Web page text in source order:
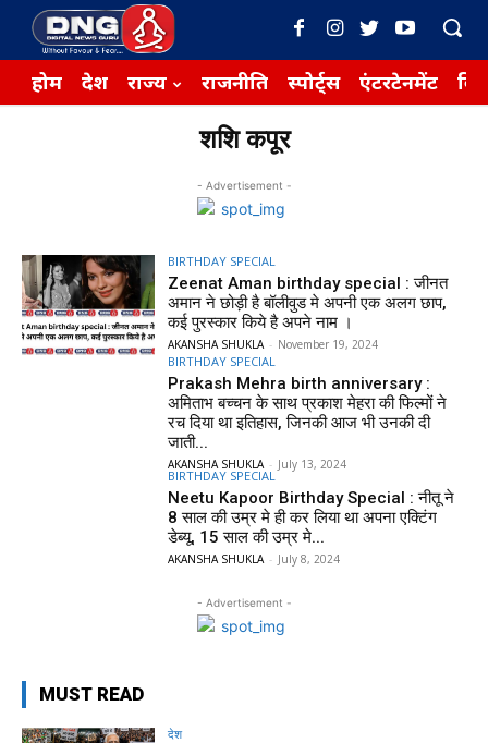
होम देश राज्य राजनीति स्पोर्ट्स एंटरटेनमेंट
शशि कपूर
- Advertisement -
BIRTHDAY SPECIAL
Zeenat Aman birthday special : जीनत
अमान ने छोड़ी है बॉलीवुड मे अपनी एक अलग छाप,
कई पुरस्कार किये है अपने नाम ।
AKANSHA SHUKLA - November 19, 2024
BIRTHDAY SPECIAL
Prakash Mehra birth anniversary :
अमिताभ बच्चन के साथ प्रकाश मेहरा की फिल्मों ने
रच दिया था इतिहास, जिनकी आज भी उनकी दी
जाती...
AKANSHA SHUKLA - July 13, 2024
BIRTHDAY SPECIAL
Neetu Kapoor Birthday Special : नीतू ने
8 साल की उम्र मे ही कर लिया था अपना एक्टिंग
डेब्यू, 15 साल की उम्र मे...
AKANSHA SHUKLA - July 8, 2024
- Advertisement -
MUST READ
देश